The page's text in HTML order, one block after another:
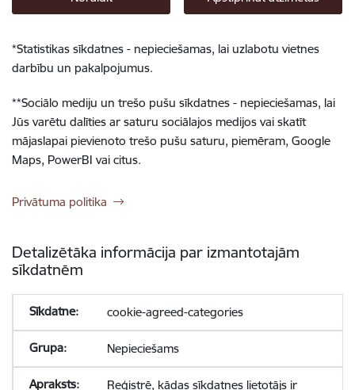
*Statistikas sīkdatnes - nepieciešamas, lai uzlabotu vietnes
darbību un pakalpojumus.
**Sociālo mediju un trešo pušu sīkdatnes - nepieciešamas, lai
Jūs varētu dalīties ar saturu sociālajos medijos vai skatīt
mājaslapai pievienoto trešo pušu saturu, piemēram, Google
Maps, PowerBI vai citus.
Privātuma politika
Detalizētāka informācija par izmantotajām
sīkdatnēm
cookie-agreed-categories
Nepieciešams
Reģistrē, kādas sīkdatnes lietotājs ir